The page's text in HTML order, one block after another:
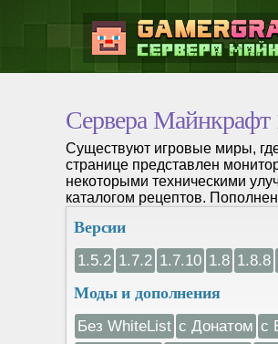
Сервера Майнкрафт
Существуют игровые миры,
странице представлен
некоторыми техническими
каталогом рецептов.
Версии
1.5.2 1.7.2 1.7.10 1.8 1.8.8
Моды и дополнения
Без WhiteList с Донатом с